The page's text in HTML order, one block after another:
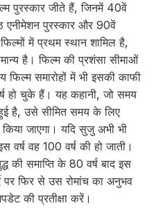
पुरस्कार जीते हैं, जिनमें 40वें
एनीमेशन पुरस्कार और 90वें
में प्रथम स्थान शामिल है,
है। फिल्म की प्रशंसा सीमाओं
फिल्म समारोहों में भी इसकी काफी
हो चुके हैं। यह कहानी, जो समय
हुई है, उसे सीमित समय के लिए
जाएगा। यदि सुजु अभी भी
वर्ष वह 100 वर्ष की हो जाती।
की समाप्ति के 80 वर्ष बाद इस
पर फिर से उस रोमांच का अनुभव
की प्रतीक्षा करें।